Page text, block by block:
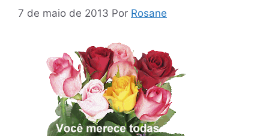
7 de maio de 2013 Por Rosane